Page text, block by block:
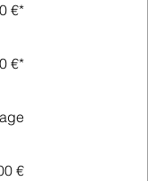
€*
€*
€